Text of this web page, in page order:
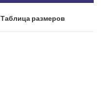
Таблица размеров